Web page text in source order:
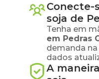
Conecte-
soja de
Tenha em
em Pedras
demanda
dados
A